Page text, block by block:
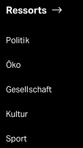
Ressorts
Politik
Öko
Gesellschaft
Kultur
Sport